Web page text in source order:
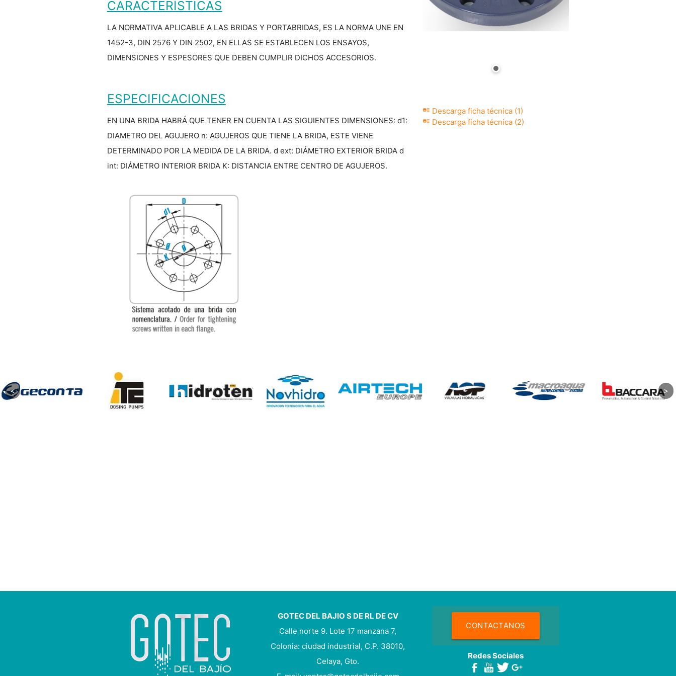
CARACTERÍSTICAS
LA NORMATIVA APLICABLE A LAS BRIDAS Y PORTABRIDAS, ES LA NORMA UNE EN
1452-3, DIN 2576 Y DIN 2502, EN ELLAS SE ESTABLECEN LOS ENSAYOS,
DIMENSIONES Y ESPESORES QUE DEBEN CUMPLIR DICHOS ACCESORIOS.
ESPECIFICACIONES
EN UNA BRIDA HABRÁ QUE TENER EN CUENTA LAS SIGUIENTES DIMENSIONES: d1:
DIAMETRO DEL AGUJERO n: AGUJEROS QUE TIENE LA BRIDA, ESTE VIENE
DETERMINADO POR LA MEDIDA DE LA BRIDA. d ext: DIÁMETRO EXTERIOR BRIDA d
int: DIÁMETRO INTERIOR BRIDA K: DISTANCIA ENTRE CENTRO DE AGUJEROS.
art_track Descarga ficha técnica (1)
art_track Descarga ficha técnica (2)
GOTEC DEL BAJIO S DE RL DE CV
Calle norte 9. Lote 17 manzana 7,
Colonia: ciudad industrial, C.P. 38010,
Celaya, Gto.
CONTACTANOS
Redes Sociales